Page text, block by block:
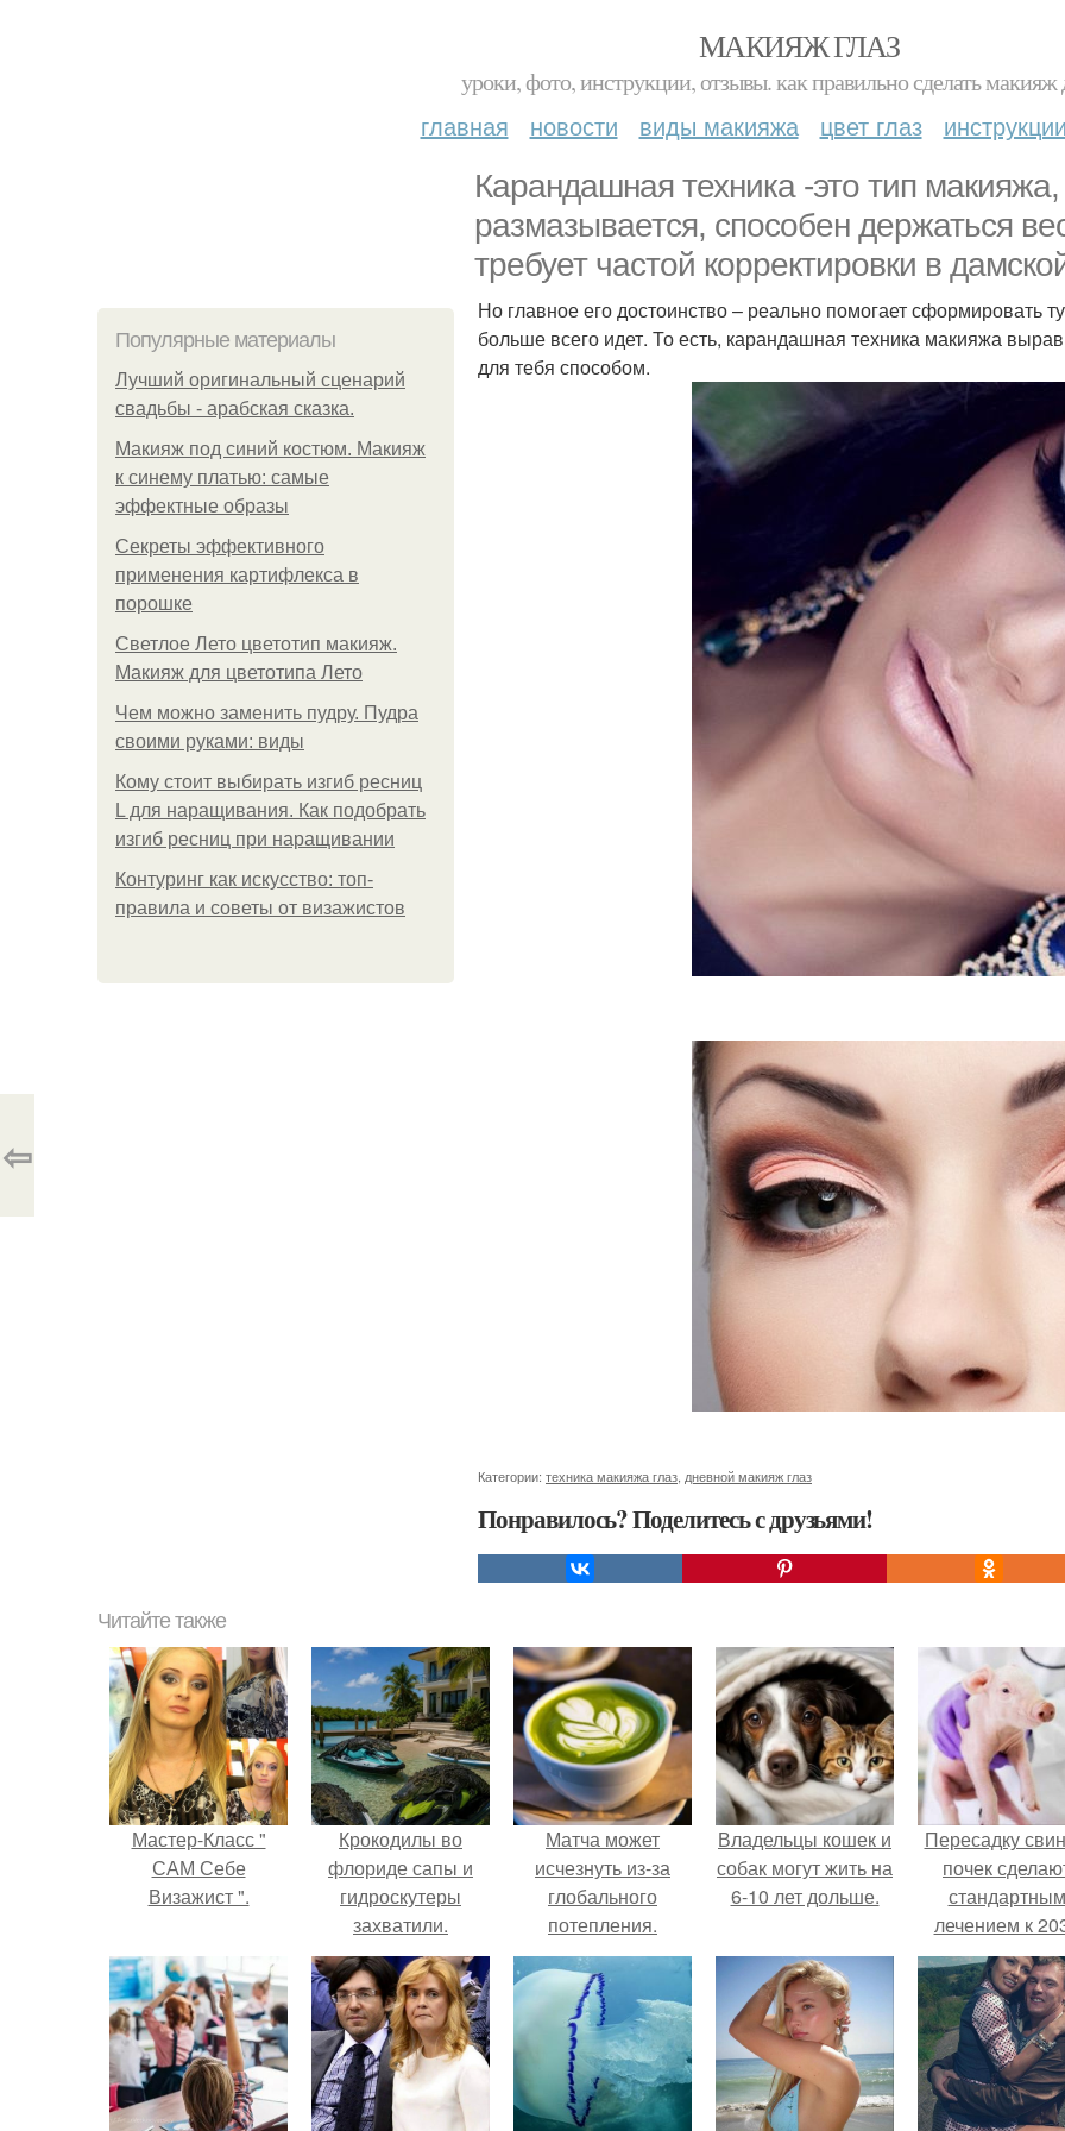
МАКИЯЖ ГЛАЗ
уроки, фото, инструкции, отзывы. как правильно сделать макияж
главная новости виды макияжа цвет глаз
Карандашная техника -это тип
размазывается, способен держаться
требует частой корректировки в
Популярные материалы
Лучший оригинальный сценарий
свадьбы - арабская сказка.
Макияж под синий костюм. Макияж
к синему платью: самые
эффектные образы
Секреты эффективного
применения картифлекса в
порошке
Светлое Лето цветотип макияж.
Макияж для цветотипа Лето
Чем можно заменить пудру. Пудра
своими руками: виды
Кому стоит выбирать изгиб ресниц
L для наращивания. Как подобрать
изгиб ресниц при наращивании
Контуринг как искусство: топ-
правила и советы от визажистов
Но главное его достоинство – реально помогает сформировать
больше всего идет. То есть, карандашная техника макияжа
для тебя способом.
Категории: техника макияжа глаз дневной макияж глаз
Понравилось? Поделитесь с друзьями!
⇦
Читайте также
Мастер-Класс "
САМ Себе
Визажист ".
Крокодилы во
флориде сапы и
гидроскутеры
захватили.
Матча может
исчезнуть из-за
глобального
потепления.
Владельцы кошек и
собак могут жить на
6-10 лет дольше.
Пересадку
почек
стандартным
лечением к
году в